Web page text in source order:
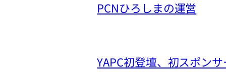
PCNひろしまの運営
YAPC初登壇、初スポンサ